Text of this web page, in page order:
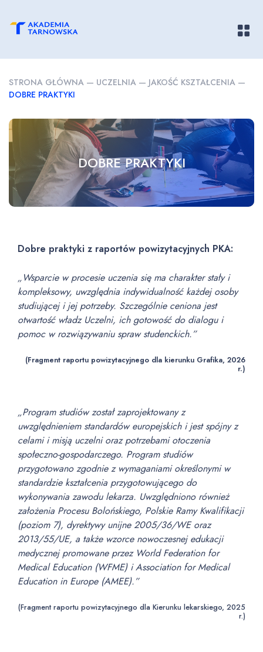
STRONA GŁÓWNA — UCZELNIA — JAKOŚĆ KSZTAŁCENIA —
DOBRE PRAKTYKI
DOBRE PRAKTYKI
Dobre praktyki z raportów powizytacyjnych PKA:
„Wsparcie w procesie uczenia się ma charakter stały i
kompleksowy, uwzględnia indywidualność każdej osoby
studiującej i jej potrzeby. Szczególnie ceniona jest
otwartość władz Uczelni, ich gotowość do dialogu i
pomoc w rozwiązywaniu spraw studenckich.”
(Fragment raportu powizytacyjnego dla kierunku Grafika, 2026
r.)
„Program studiów został zaprojektowany z
uwzględnieniem standardów europejskich i jest spójny z
celami i misją uczelni oraz potrzebami otoczenia
społeczno-gospodarczego. Program studiów
przygotowano zgodnie z wymaganiami określonymi w
standardzie kształcenia przygotowującego do
wykonywania zawodu lekarza. Uwzględniono również
założenia Procesu Bolońskiego, Polskie Ramy Kwalifikacji
(poziom 7), dyrektywy unijne 2005/36/WE oraz
2013/55/UE, a także wzorce nowoczesnej edukacji
medycznej promowane przez World Federation for
Medical Education (WFME) i Association for Medical
Education in Europe (AMEE).”
(Fragment raportu powizytacyjnego dla Kierunku lekarskiego, 2025
r.)